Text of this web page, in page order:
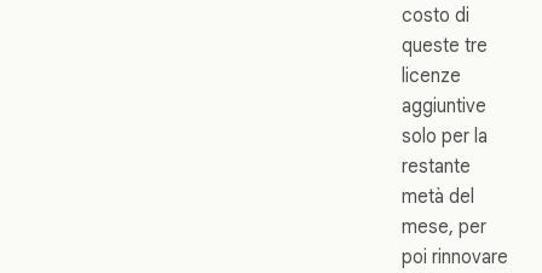
costo di
queste tre
licenze
aggiuntive
solo per la
restante
metà del
mese, per
poi rinnovare